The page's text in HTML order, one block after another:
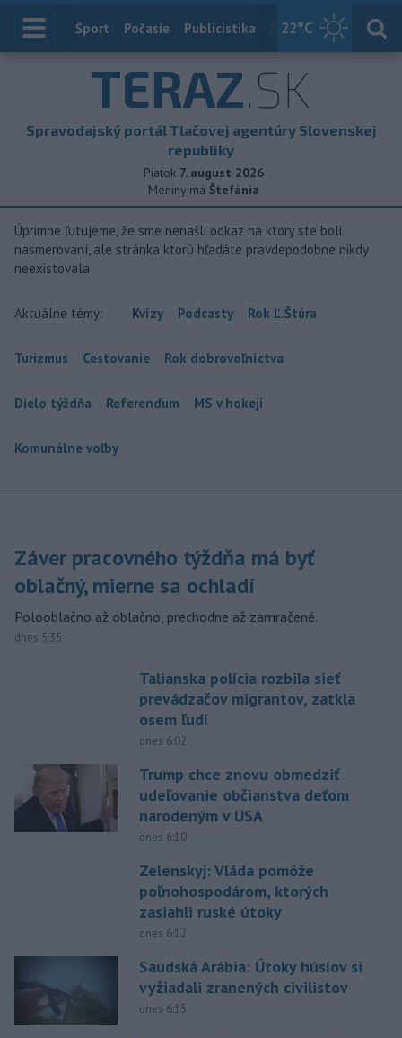
22°C
Index
Šport Počasie Publicistika Slovensko
TERAZ.SK
Spravodajský portál Tlačovej agentúry Slovenskej
republiky
Piatok 7. august 2026
Meniny má Štefánia
Úprimne ľutujeme, že sme nenašli odkaz na ktorý ste boli
nasmerovaní, ale stránka ktorú hľadáte pravdepodobne nikdy
neexistovala
Aktuálne témy: Kvízy Podcasty Rok Ľ.Štúra
Turizmus Cestovanie Rok dobrovoľníctva
Dielo týždňa Referendum MS v hokeji
Komunálne voľby
Záver pracovného týždňa má byť
oblačný, mierne sa ochladí
Polooblačno až oblačno, prechodne až zamračené.
dnes 5:35
Talianska polícia rozbila sieť
prevádzačov migrantov, zatkla
osem ľudí
dnes 6:02
Trump chce znovu obmedziť
udeľovanie občianstva deťom
narodeným v USA
dnes 6:10
Zelenskyj: Vláda pomôže
poľnohospodárom, ktorých
zasiahli ruské útoky
dnes 6:12
Saudská Arábia: Útoky húsíov si
vyžiadali zranených civilistov
dnes 6:15